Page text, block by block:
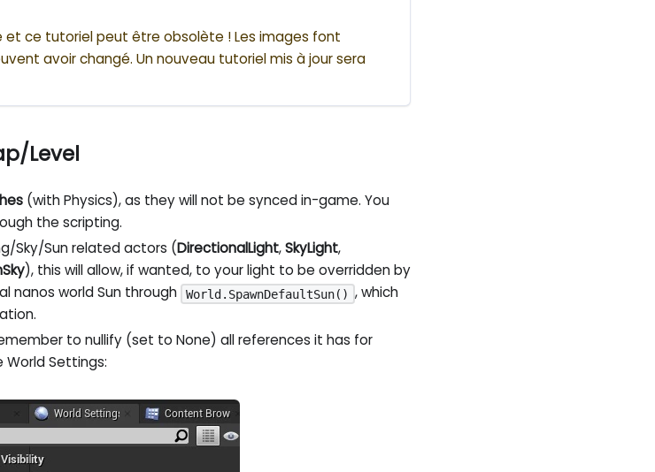
ce tutoriel peut être obsolète ! Les images font
avoir changé. Un nouveau tutoriel mis à jour sera
Level
(with Physics), as they will not be synced in-game. You
the scripting.
Sky/Sun related actors (DirectionalLight,SkyLight,
), this will allow, if wanted, to your light to be overridden by
nanos world Sun through
World.SpawnDefaultSun() , which
to nullify (set to None) all references it has for
Settings: